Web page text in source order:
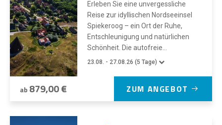
Erleben Sie eine unvergessliche
Reise zur idyllischen Nordseeinsel
Spiekeroog – ein Ort der Ruhe,
Entschleunigung und natürlichen
Schönheit. Die autofreie...
23.08. - 27.08.26 (5 Tage)
ab 879,00 € ZUM ANGEBOT